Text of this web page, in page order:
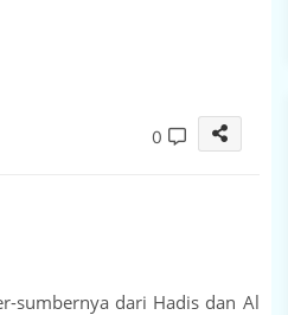
0
sumbernya dari Hadis dan Al